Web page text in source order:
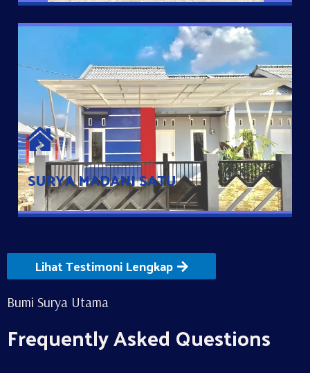
SURYA MADANI SATU
SURYA MADANI SATU
Satu-satunya Hunian nyaman dengan harga subsidi hanya 100
jutaan dengan lokasi strategis di Tuban
Lihat Testimoni Lengkap
Bumi Surya Utama
Frequently Asked Questions